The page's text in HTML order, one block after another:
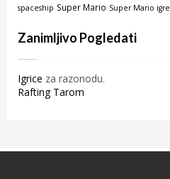
spaceship Super Mario Super Mario igre
Zanimljivo Pogledati
Igrice za razonodu.
Rafting Tarom